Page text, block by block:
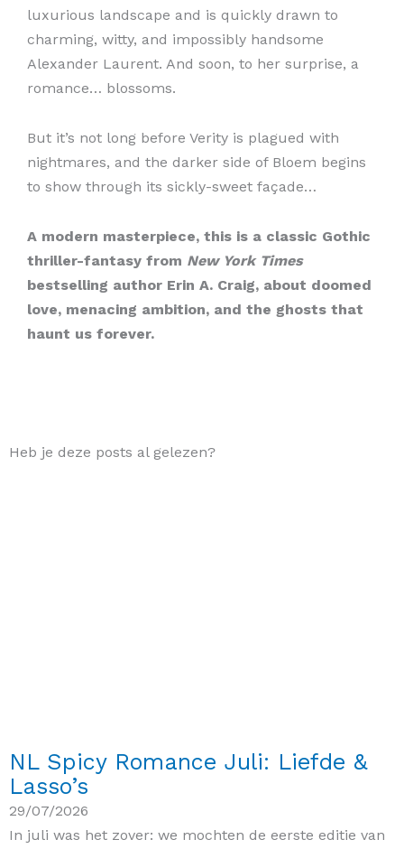
luxurious landscape and is quickly drawn to
charming, witty, and impossibly handsome
Alexander Laurent. And soon, to her surprise, a
romance… blossoms.
But it’s not long before Verity is plagued with
nightmares, and the darker side of Bloem begins
to show through its sickly-sweet façade…
A modern masterpiece, this is a classic Gothic
thriller-fantasy from New York Times
bestselling author Erin A. Craig, about doomed
love, menacing ambition, and the ghosts that
haunt us forever.
Heb je deze posts al gelezen?
NL Spicy Romance Juli: Liefde &
Lasso’s
29/07/2026
In juli was het zover: we mochten de eerste editie van